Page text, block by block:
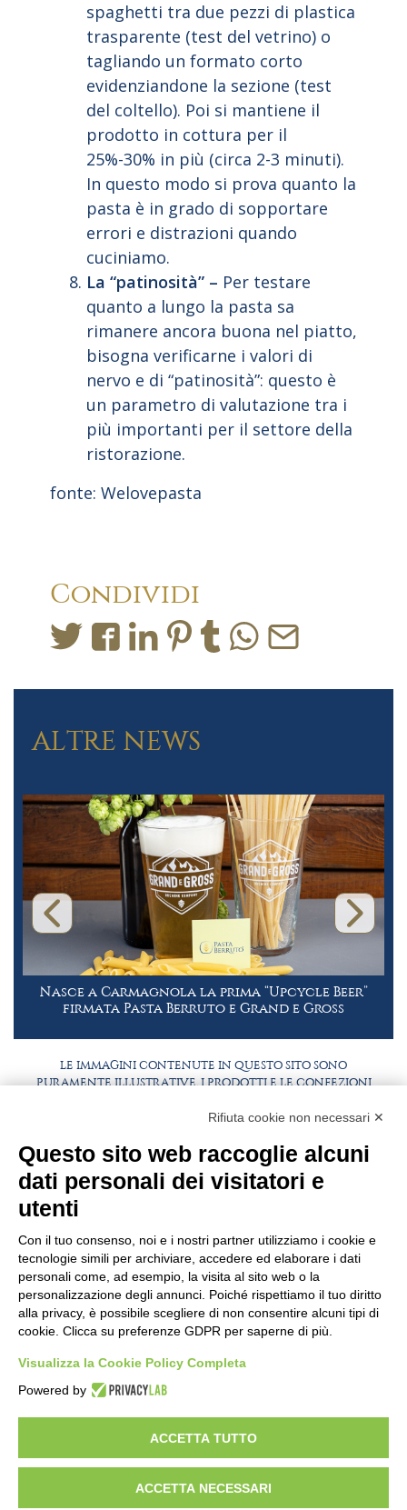
spaghetti tra due pezzi di plastica
trasparente (test del vetrino) o
tagliando un formato corto
evidenziandone la sezione (test
del coltello). Poi si mantiene il
prodotto in cottura per il
25%-30% in più (circa 2-3 minuti).
In questo modo si prova quanto la
pasta è in grado di sopportare
errori e distrazioni quando
cuciniamo.
La “patinosità” – Per testare
quanto a lungo la pasta sa
rimanere ancora buona nel piatto,
bisogna verificarne i valori di
nervo e di “patinosità”: questo è
un parametro di valutazione tra i
più importanti per il settore della
ristorazione.
fonte: Welovepasta
Condividi
ALTRE NEWS
Nasce a Carmagnola la prima “Upcycle Beer”
firmata Pasta Berruto e Grand e Gross
LE IMMAGINI CONTENUTE IN QUESTO SITO SONO
PURAMENTE ILLUSTRATIVE, I PRODOTTI E LE CONFEZIONI
BEST PARTNER AREA
COMPLIANCE
TERMINI E CONDIZIONI
SEDE E STABILIMENTO
VIA SOMMARIVA N.139/141
TEL+39 011 971 39 43• E-MailInfo@pastaberruto.it
P.IVA/C.FIS. 09009450017
Rifiuta cookie non necessari ✕
Questo sito web raccoglie alcuni
dati personali dei visitatori e
utenti
Con il tuo consenso, noi e i nostri partner utilizziamo i cookie e
tecnologie simili per archiviare, accedere ed elaborare i dati
personali come, ad esempio, la visita al sito web o la
personalizzazione degli annunci. Poiché rispettiamo il tuo diritto
alla privacy, è possibile scegliere di non consentire alcuni tipi di
cookie. Clicca su preferenze GDPR per saperne di più.
Visualizza la Cookie Policy Completa
Powered by
ACCETTA TUTTO
ACCETTA NECESSARI